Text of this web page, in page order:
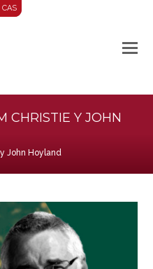
CAS
CHRISTIE Y JOHN
John Hoyland